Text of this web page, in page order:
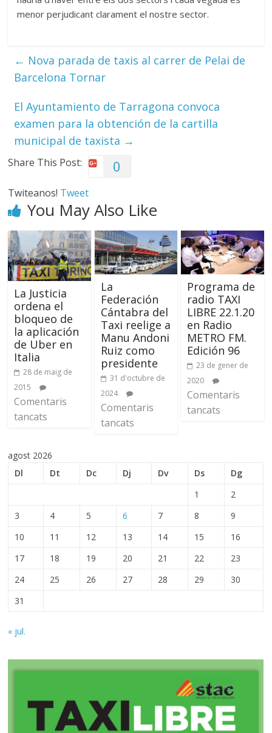
menor perjudicant clarament el nostre sector.
← Nova parada de taxis al carrer de Pelai de
Barcelona Tornar
El Ayuntamiento de Tarragona convoca
examen para la obtención de la cartilla
municipal de taxista →
Share This Post: 0
Twiteanos! Tweet
You May Also Like
La Justicia
ordena el
bloqueo de
la aplicación
de Uber en
Italia
28 de maig de
2015
Comentaris
tancats
La
Federación
Cántabra del
Taxi reelige a
Manu Andoni
Ruiz como
presidente
31 d'octubre de
2024
Comentaris
tancats
Programa de
radio TAXI
LIBRE 22.1.20
en Radio
METRO FM.
Edición 96
23 de gener de
2020
Comentaris
tancats
agost 2026
Dl
Dt Dc Dj Dv Ds
Dg
1
2
3
4 5 6 7 8
9
10
11 12 13 14 15
16
17
18 19 20 21 22
23
24
25 26 27 28 29
30
31
« jul.